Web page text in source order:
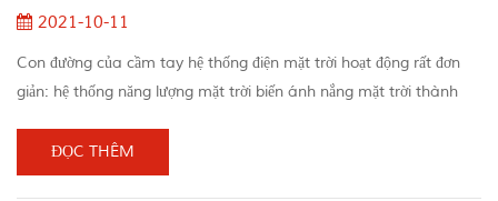
2021-10-11
Con đường của cầm tay hệ thống điện mặt trời hoạt động rất đơn
giản: hệ thống năng lượng mặt trời biến ánh nắng mặt trời thành
bộ biến tần, và bộ biến tần cũng thay đổi cường độ dòng điện một
chiều (dòng điện một chiều) thành năng lượng dòng điện xoay chiều
ĐỌC THÊM